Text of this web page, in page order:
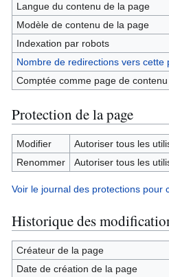
Langue du contenu de la page
Modèle de contenu de la page
Indexation par robots
Nombre de redirections vers cette
Comptée comme page de contenu
Protection de la page
Modifier
Autoriser tous les
Renommer
Autoriser tous les
Voir le journal des protections pour
Historique des
Créateur de la page
Date de création de la page